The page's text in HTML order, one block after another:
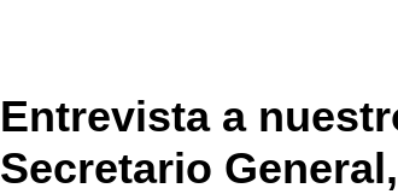
Entrevista a
Secretario